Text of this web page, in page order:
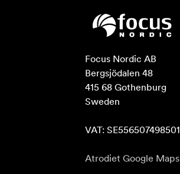
Focus Nordic AB
Bergsjödalen 48
415 68 Gothenburg
Sweden
VAT: SE556507498501
Atrodiet Google Maps